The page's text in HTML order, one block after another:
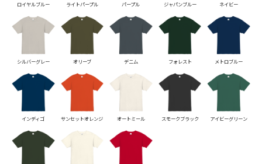
ロイヤルブルー ライトパープル パープル ジャパンブルー ネイビー
シルバーグレー オリーブ デニム フォレスト メトロブルー
インディゴ サンセットオレンジ オートミール スモークブラック アイビーグリーン